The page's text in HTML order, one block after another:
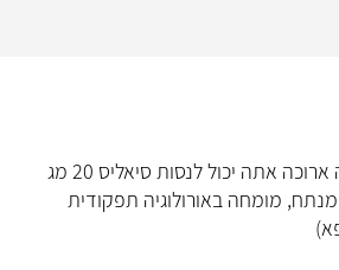
כדור ויאגרה משפיעה עד 24 שעות, אם אתה מעוניין בטיפול עם השפעה ארוכה אתה יכול לנסות סיאליס 20 מג
אורולוג מנתח, מומחה באורולוגיה תפקודית